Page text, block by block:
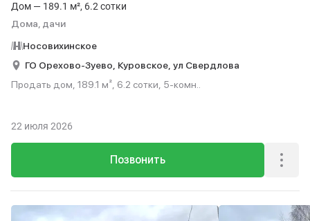
Дом — 189.1 м², 6.2 сотки
Дома, дачи
Носовихинское
ГО Орехово-Зуево, Куровское, ул Свердлова
Продать дом, 189.1 м², 6.2 сотки, 5-комн..
Позвонить
22 июля 2026